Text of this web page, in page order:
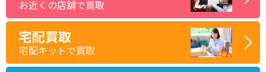
お近くの店舗で買取
宅配買取
宅配キットで買取